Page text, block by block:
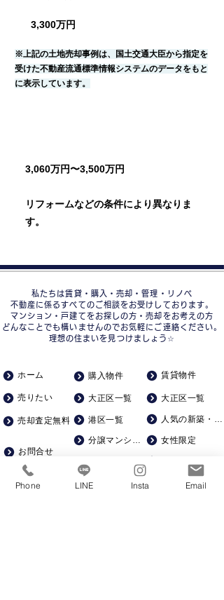
3,300万円
※上記の土地売却事例は、国土交通大臣から指定を
受けた不動産流通標準情報システムのデータをもと
に表示しています。
3,060万円〜3,500万円
リフォームなどの条件により異なりま
す。
私たちは賃貸・購入・売却・管理・リノベ
不動産に係るすべてのご相談をお受けしております。
マンション・戸建てをお探しの方・売却をお考えの方
どんなことでも構いませんのでお気軽にご連絡ください。
理想の住まいを見つけましょう☆
ホーム
売りたい
購入物件
大正区一覧
売却査定無料
お問合せ
会社概要
土地
港区一覧
賃貸物件
大正区一覧
女性限定
ゆったり広め
Phone LINE Insta Email